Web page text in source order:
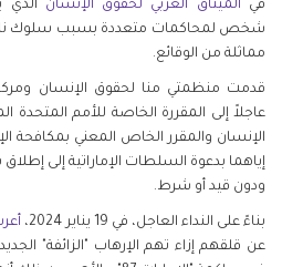
في الميثاق العربي لحقوق الإنسان الذي
شخص لمحاكمات متعددة بسبب سلوك
مماثلة من الوقائع.
قدمت منظمتي منا لحقوق الإنسان ومركز
عاجلاً إلى المقررة الخاصة للأمم المتحدة
الإنسان والمقرر الخاص المعني بمكافحة
ودون قيد أو شرط.
بناءً على النداء العاجل، في 19 يناير 2024،
عن قلقهم إزاء تهم الإرهاب "الزائفة"